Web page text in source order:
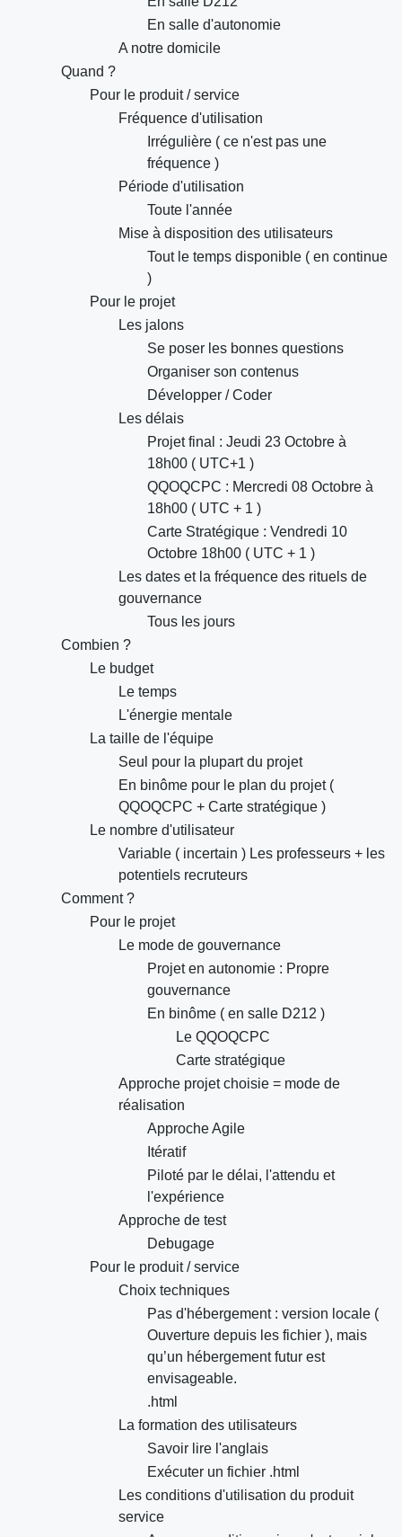
En salle d'autonomie
A notre domicile
Quand ?
Pour le produit / service
Fréquence d'utilisation
Irrégulière ( ce n'est pas une
fréquence )
Période d'utilisation
Toute l'année
Mise à disposition des utilisateurs
Tout le temps disponible ( en continue
)
Pour le projet
Les jalons
Se poser les bonnes questions
Organiser son contenus
Développer / Coder
Les délais
Projet final : Jeudi 23 Octobre à
18h00 ( UTC+1 )
QQOQCPC : Mercredi 08 Octobre à
18h00 ( UTC + 1 )
Carte Stratégique : Vendredi 10
Octobre 18h00 ( UTC + 1 )
Les dates et la fréquence des rituels de
gouvernance
Tous les jours
Combien ?
Le budget
Le temps
L'énergie mentale
La taille de l'équipe
Seul pour la plupart du projet
En binôme pour le plan du projet (
QQOQCPC + Carte stratégique )
Le nombre d'utilisateur
Variable ( incertain ) Les professeurs + les
potentiels recruteurs
Comment ?
Pour le projet
Le mode de gouvernance
Projet en autonomie : Propre
gouvernance
En binôme ( en salle D212 )
Le QQOQCPC
Carte stratégique
Approche projet choisie = mode de
réalisation
Approche Agile
Itératif
Piloté par le délai, l'attendu et
l'expérience
Approche de test
Debugage
Pour le produit / service
Choix techniques
Pas d'hébergement : version locale (
Ouverture depuis les fichier ), mais
qu’un hébergement futur est
envisageable.
.html
La formation des utilisateurs
Savoir lire l'anglais
Exécuter un fichier .html
Les conditions d'utilisation du produit
service